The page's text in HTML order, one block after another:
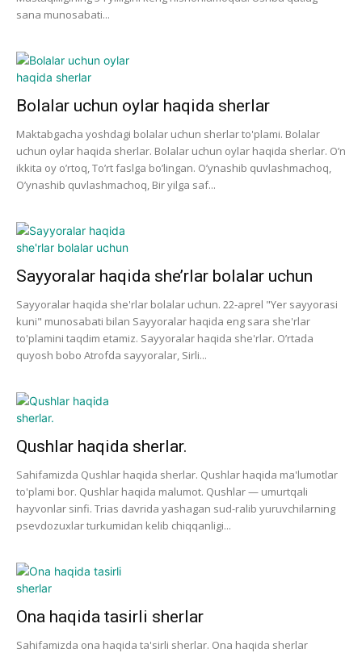
sana munosabati...
Bolalar uchun oylar haqida sherlar
Maktabgacha yoshdagi bolalar uchun sherlar to'plami. Bolalar
uchun oylar haqida sherlar. Bolalar uchun oylar haqida sherlar. O’n
ikkita oy o’rtoq, To’rt faslga bo’lingan. O’ynashib quvlashmachoq,
O’ynashib quvlashmachoq, Bir yilga saf...
Sayyoralar haqida she’rlar bolalar uchun
Sayyoralar haqida she'rlar bolalar uchun. 22-aprel "Yer sayyorasi
kuni" munosabati bilan Sayyoralar haqida eng sara she'rlar
to'plamini taqdim etamiz. Sayyoralar haqida she'rlar. O’rtada
quyosh bobo Atrofda sayyoralar, Sirli...
Qushlar haqida sherlar.
Sahifamizda Qushlar haqida sherlar. Qushlar haqida ma'lumotlar
to'plami bor. Qushlar haqida malumot. Qushlar — umurtqali
hayvonlar sinfi. Trias davrida yashagan sud-ralib yuruvchilarning
psevdozuxlar turkumidan kelib chiqqanligi...
Ona haqida tasirli sherlar
Sahifamizda ona haqida ta'sirli sherlar. Ona haqida sherlar